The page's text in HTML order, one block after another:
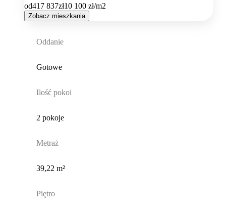
od417 837zł10 100 zł/m2
Zobacz mieszkania
Oddanie
Gotowe
Ilość pokoi
2 pokoje
Metraż
39,22 m²
Piętro